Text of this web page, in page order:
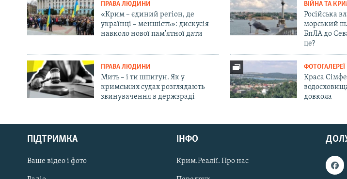
Русский
Qırımtatar
ДОЛУЧАЙСЯ!
ПРАВА ЛЮДИНИ
«Крим – єдиний регіон, де
українці – меншість»: дискусія
навколо нової пам'ятної дати
ВІЙНА ТА
Російська
морський
БпЛА до
це?
ПРАВА ЛЮДИНИ
Мить – і ти шпигун. Як у
кримських судах розглядають
звинувачення в держзраді
ФОТОГАЛЕРЕЇ
Краса
довкола
ПІДТРИМКА
Ваше відео і фото
ІНФО
Крим.Реалії. Про нас